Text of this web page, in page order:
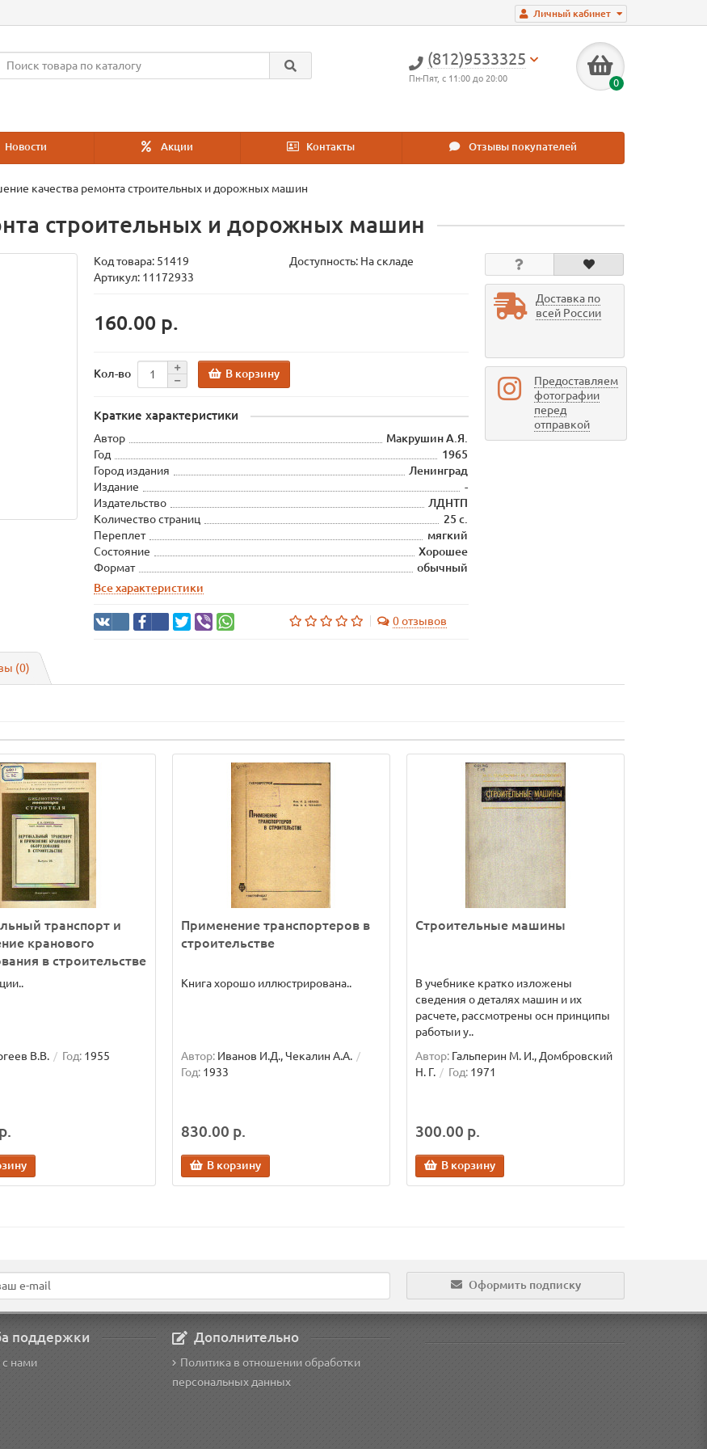
Личный кабинет
(812)9533325
Пн-Пят, с 11:00 до 20:00 0
Новости Акции Контакты Отзывы покупателей
качества ремонта строительных и дорожных машин
строительных и дорожных машин
Код товара: 51419
Доступность: На складе
Артикул: 11172933
160.00 р.
Кол-во В корзину
Краткие характеристики
Автор
Макрушин А.Я.
Год
1965
Город издания
Ленинград
Издание
-
Издательство
ЛДНТП
Количество страниц
25 с.
Переплет
мягкий
Состояние
Хорошее
Формат
обычный
Все характеристики
0 отзывов
Доставка по
всей России
Предоставляем
фотографии
перед
отправкой
(0)
транспорт и
кранового
в строительстве
В.В. Год: 1955
Применение транспортеров в
строительстве
Книга хорошо иллюстрирована..
Автор: Иванов И.Д., Чекалин А.А.
Год: 1933
830.00 р.
В корзину
Строительные машины
В учебнике кратко изложены
сведения о деталях машин и их
расчете, рассмотрены осн принципы
работыи у..
Автор: Гальперин М. И., Домбровский
Н. Г.
Год: 1971
300.00 р.
В корзину
Оформить подписку
поддержки
с нами
Дополнительно
Политика в отношении обработки
персональных данных